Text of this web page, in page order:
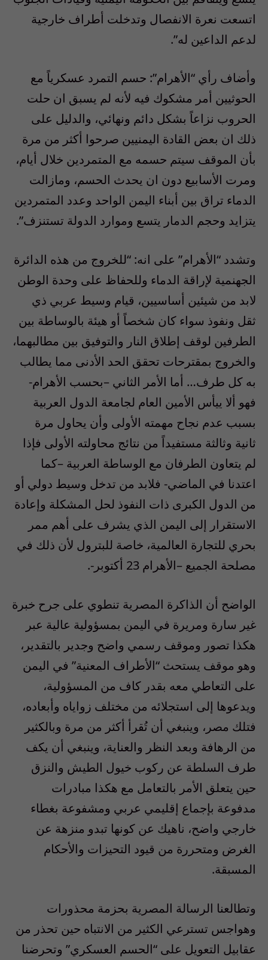
اتسعت نعرة الانفصال وتدخلت أطراف خارجية
لدعم الداعين له”.
وأضاف رأي “الأهرام”: حسم التمرد عسكرياً مع
الحوثيين أمر مشكوك فيه لأنه لم يسبق ان حلت
الحروب نزاعاً بشكل دائم ونهائي، والدليل على
ذلك ان بعض القادة اليمنيين صرحوا أكثر من مرة
بأن الموقف سيتم حسمه مع المتمردين خلال أيام،
ومرت الأسابيع دون ان يحدث الحسم، ومازالت
الدماء تراق بين أبناء اليمن الواحد وعدد المتمردين
يتزايد وحجم الدمار يتسع وموارد الدولة تستنزف”.
وتشدد “الأهرام” على انه: “للخروج من هذه الدائرة
الجهنمية لإراقة الدماء وللحفاظ على وحدة الوطن
لابد من شيئين أساسيين، قيام وسيط عربي ذي
ثقل ونفوذ سواء كان شخصاً أو هيئة بالوساطة بين
الطرفين لوقف إطلاق النار والتوفيق بين مطالبهما،
والخروج بمقترحات تحقق الحد الأدنى مما يطالب
به كل طرف… أما الأمر الثاني –بحسب الأهرام-
فهو ألا ييأس الأمين العام لجامعة الدول العربية
بسبب عدم نجاح مهمته الأولى وأن يحاول مرة
ثانية وثالثة مستفيداً من نتائج محاولته الأولى فإذا
لم يتعاون الطرفان مع الوساطة العربية –كما
اعتدنا في الماضي- فلابد من تدخل وسيط دولي أو
من الدول الكبرى ذات النفوذ لحل المشكلة وإعادة
الاستقرار إلى اليمن الذي يشرف على أهم ممر
بحري للتجارة العالمية، خاصة للبترول لأن ذلك في
مصلحة الجميع –الأهرام 23 أكتوبر-.
الواضح أن الذاكرة المصرية تنطوي على جرح خبرة
غير سارة ومريرة في اليمن بمسؤولية عالية عبر
هكذا تصور وموقف رسمي واضح وجدير بالتقدير،
وهو موقف يستحث “الأطراف المعنية” في اليمن
على التعاطي معه بقدر كاف من المسؤولية،
ويدعوها إلى استجلائه من مختلف زواياه وأبعاده،
فتلك مصر، وينبغي أن تُقرأ أكثر من مرة وبالكثير
من الرهافة وبعد النظر والعناية، وينبغي أن يكف
طرف السلطة عن ركوب خيول الطيش والنزق
حين يتعلق الأمر بالتعامل مع هكذا مبادرات
مدفوعة بإجماع إقليمي عربي ومشفوعة بغطاء
خارجي واضح، ناهيك عن كونها تبدو منزهة عن
الغرض ومتحررة من قيود التحيزات والأحكام
المسبقة.
وتطالعنا الرسالة المصرية بحزمة محذورات
وهواجس تسترعي الكثير من الانتباه حين تحذر من
عقابيل التعويل على “الحسم العسكري” وتحرضنا